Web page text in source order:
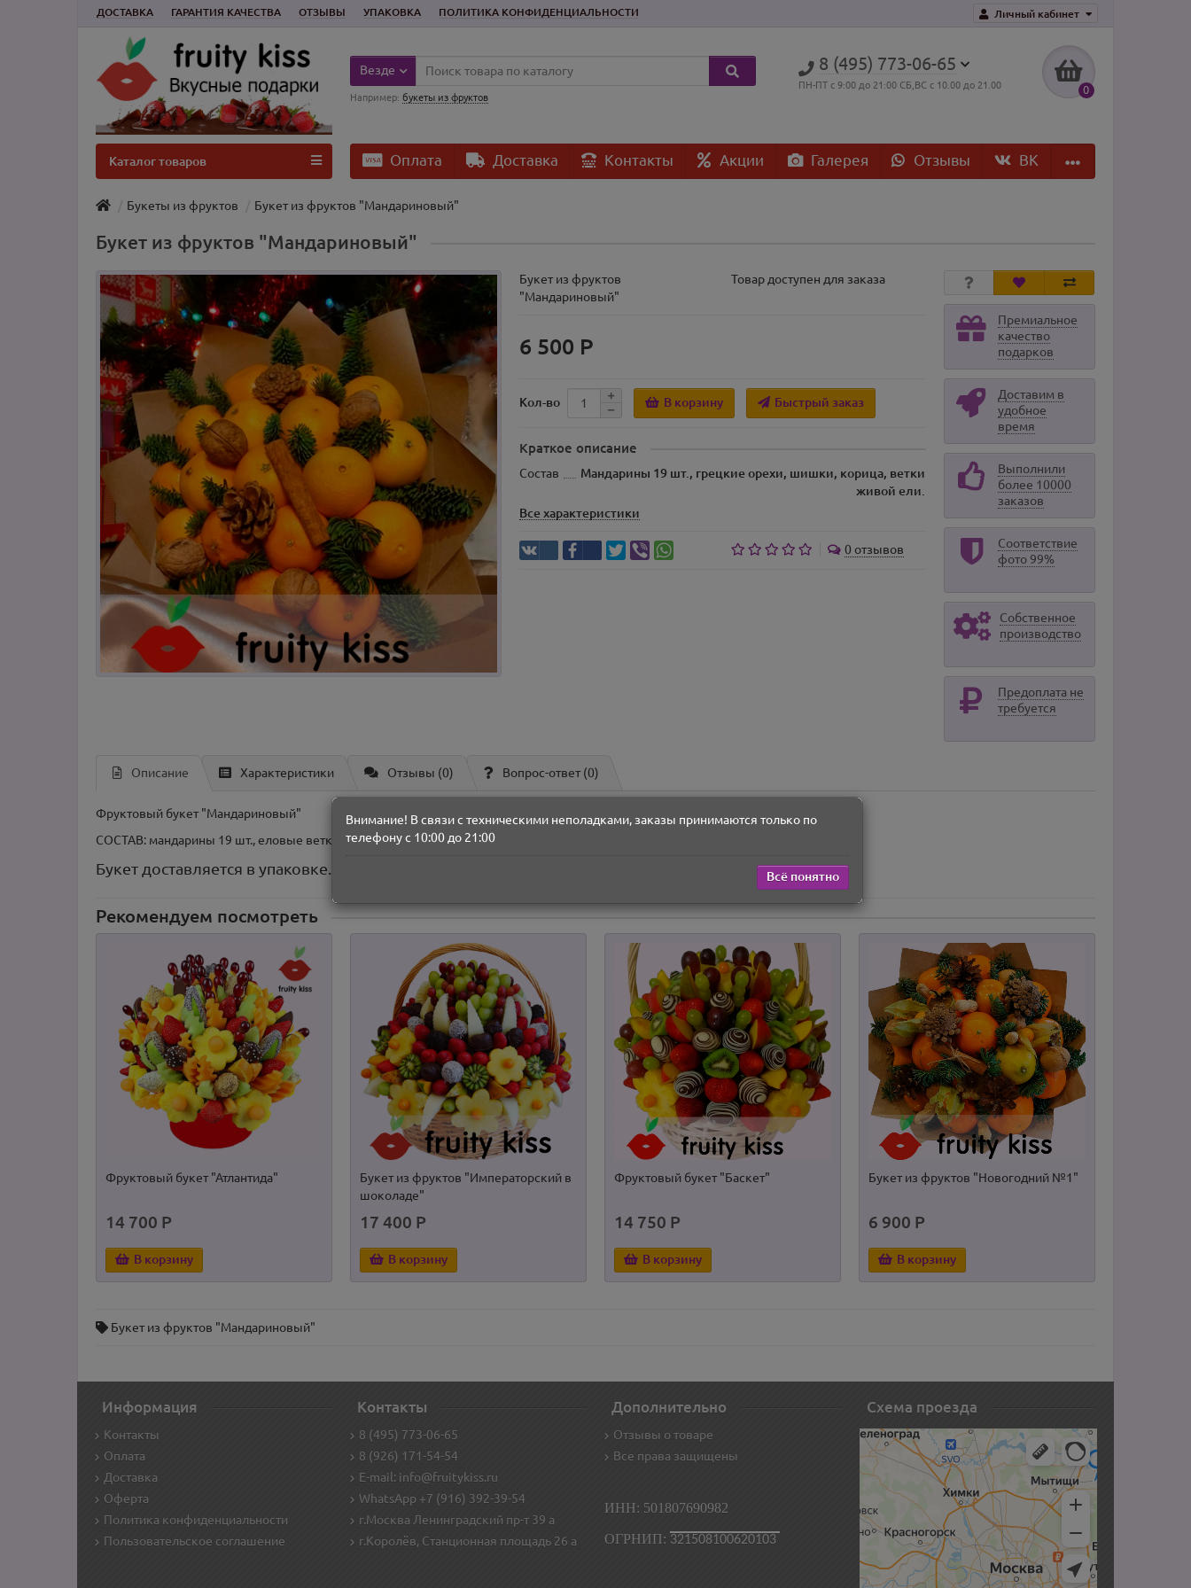
Личный кабинет
ДОСТАВКА ГАРАНТИЯ КАЧЕСТВА ОТЗЫВЫ УПАКОВКА ПОЛИТИКА КОНФИДЕНЦИАЛЬНОСТИ
8 (495) 773-06-65
ПН-ПТ с 9:00 до 21:00 СБ,ВС с 10.00 до 21.00 0
Везде
Например: букеты из фруктов
Оплата Доставка Контакты Акции Галерея Отзывы ВK
Каталог товаров
Букеты из фруктов Букет из фруктов "Мандариновый"
Букет из фруктов "Мандариновый"
Букет из фруктов
"Мандариновый"
Товар доступен для заказа
6 500 Р
Кол-во В корзину Быстрый заказ
Краткое описание
Состав
Мандарины 19 шт., грецкие орехи, шишки, корица, ветки
живой ели.
Все характеристики
0 отзывов
Премиальное
качество
подарков
Доставим в
удобное
время
Выполнили
более 10000
заказов
Соответствие
фото 99%
Собственное
производство
Предоплата не
требуется
Описание Характеристики Отзывы (0) Вопрос-ответ(0)
Фруктовый букет "Мандариновый"
СОСТАВ: мандарины 19 шт., еловые ветки, грецкие орехи, шишки, корица.
Букет доставляется в упаковке. Примеры упакованных подарков можно посмотреть здесь>>
Рекомендуем посмотреть
Фруктовый букет "Атлантида"
14 700 Р
В корзину
Букет из фруктов "Императорский в
шоколаде"
17 400 Р
В корзину
Фруктовый букет "Баскет"
14 750 Р
В корзину
Букет из фруктов "Новогодний №1"
6 900 Р
В корзину
Букет из фруктов "Мандариновый"
Информация
Контакты
Оплата
Доставка
Оферта
Политика конфиденциальности
Пользовательское соглашение
Контакты
8 (495) 773-06-65
8 (926) 171-54-54
E-mail: info@fruitykiss.ru
WhatsApp +7 (916) 392-39-54
г.Москва Ленинградский пр-т 39 а
г.Королёв, Станционная площадь 26 а
Дополнительно
Отзывы о товаре
Все права защищены
ИНН: 501807690982
ОГРНИП: 321508100620103
Схема проезда
Внимание! В связи с техническими неполадками, заказы принимаются только по
телефону с 10:00 до 21:00
Всё понятно